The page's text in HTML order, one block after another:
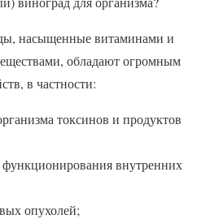
насыщенные витаминами и
обладают огромным
в частности:
токсинов и продуктов
внутренних
опухолей;